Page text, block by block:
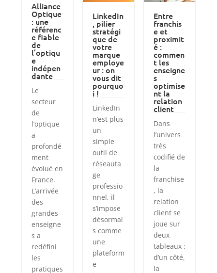
Alliance
Optique
: une
référenc
e fiable
de
l’optiqu
e
indépen
dante
Le
secteur
de
l’optique
a
profondé
ment
évolué en
France.
L’arrivée
des
grandes
enseigne
s a
redéfini
les
pratiques
LinkedIn
, pilier
stratégi
que de
votre
marque
employe
ur : on
vous dit
pourquo
i !
LinkedIn
n’est plus
un
simple
outil de
réseauta
ge
professio
nnel, il
s’impose
désormai
s comme
une
plateform
e
Entre
franchis
e et
proximit
é :
commen
t les
enseigne
s
optimise
nt la
relation
client
Dans
l’univers
très
codifié de
la
franchise
, la
relation
client se
joue sur
deux
tableaux :
d’un côté,
la